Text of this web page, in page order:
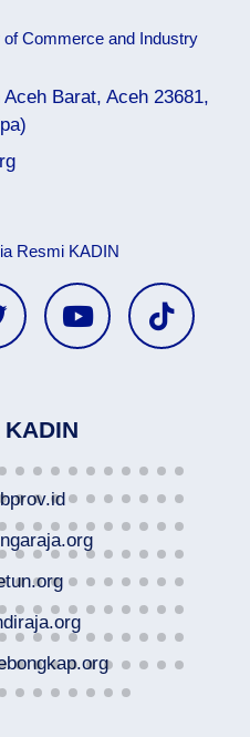
Commerce and Industry
Barat, Aceh 23681,
Resmi KADIN
KADIN